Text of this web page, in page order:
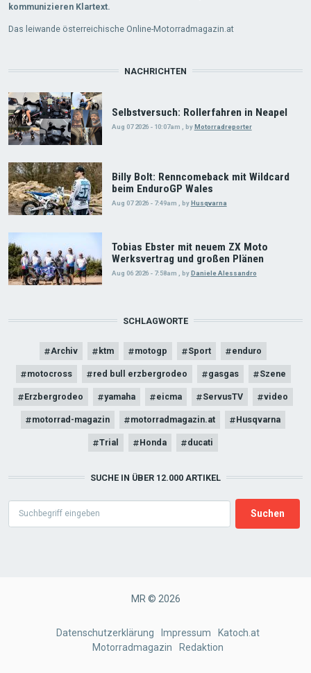
kommunizieren Klartext.
Das leiwande österreichische Online-Motorradmagazin.at
NACHRICHTEN
Selbstversuch: Rollerfahren in Neapel
Aug 07 2026 - 10:07am , by Motorradreporter
Billy Bolt: Renncomeback mit Wildcard
beim EnduroGP Wales
Aug 07 2026 - 7:49am byHusqvarna
Tobias Ebster mit neuem ZX Moto
Werksvertrag und großen Plänen
Aug 06 2026 - 7:58am byDaniele Alessandro
SCHLAGWORTE
Archiv ktm motogp Sport enduro
motocross red bull erzbergrodeo gasgas Szene
Erzbergrodeo yamaha eicma ServusTV video
motorrad-magazin motorradmagazin.at Husqvarna
Trial Honda ducati
SUCHE IN ÜBER 12.000 ARTIKEL
MR © 2026
Datenschutzerklärung Impressum
Katoch.at
Motorradmagazin
Redaktion